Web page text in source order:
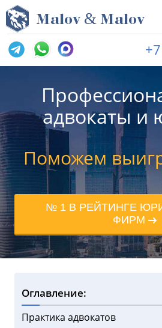
Malov & Malov
адвокаты и
Поможем
№ 1 В РЕЙТИНГЕ
ФИРМ
Оглавление:
Практика адвокатов